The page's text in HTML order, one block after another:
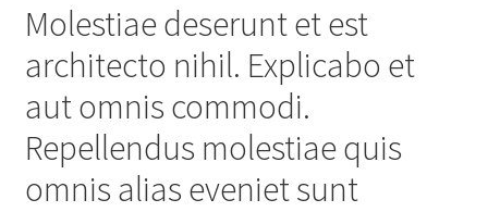
Molestiae deserunt et est
architecto nihil. Explicabo et
aut omnis commodi.
Repellendus molestiae quis
omnis alias eveniet sunt